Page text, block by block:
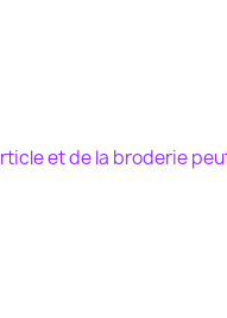
et de la broderie